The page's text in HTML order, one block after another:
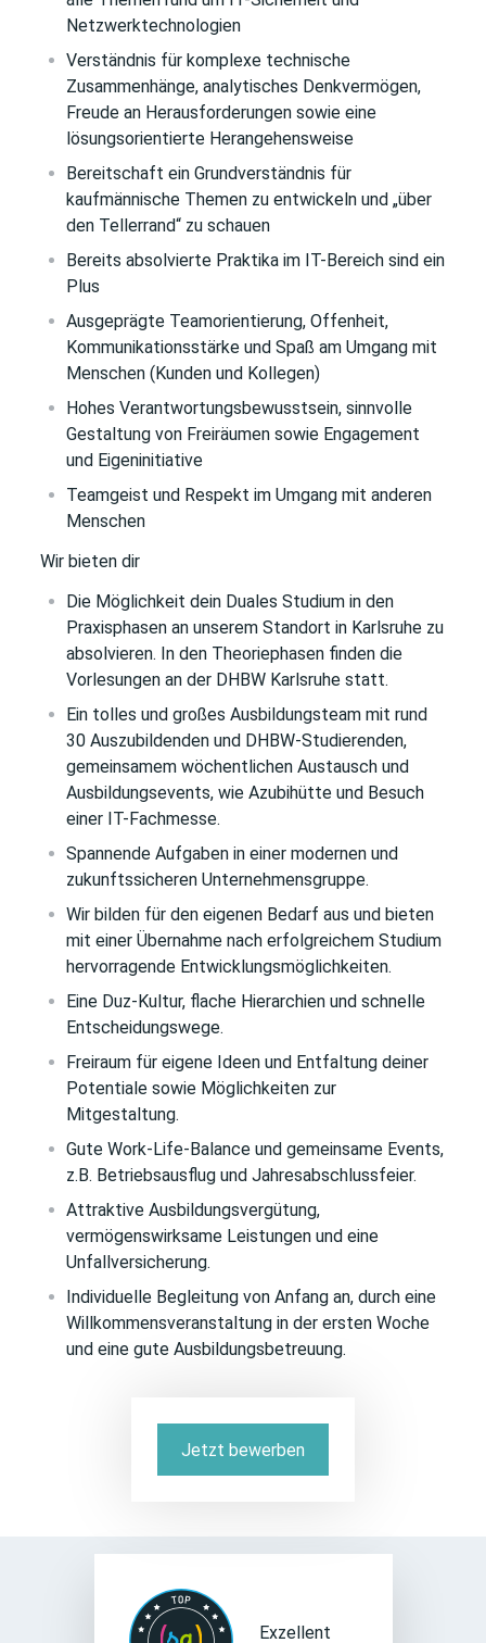
Netzwerktechnologien
Verständnis für komplexe technische
Zusammenhänge, analytisches Denkvermögen,
Freude an Herausforderungen sowie eine
lösungsorientierte Herangehensweise
Bereitschaft ein Grundverständnis für
kaufmännische Themen zu entwickeln und „über
den Tellerrand“ zu schauen
Bereits absolvierte Praktika im IT-Bereich sind ein
Plus
Ausgeprägte Teamorientierung, Offenheit,
Kommunikationsstärke und Spaß am Umgang mit
Menschen (Kunden und Kollegen)
Hohes Verantwortungsbewusstsein, sinnvolle
Gestaltung von Freiräumen sowie Engagement
und Eigeninitiative
Teamgeist und Respekt im Umgang mit anderen
Menschen
Wir bieten dir
Die Möglichkeit dein Duales Studium in den
Praxisphasen an unserem Standort in Karlsruhe zu
absolvieren. In den Theoriephasen finden die
Vorlesungen an der DHBW Karlsruhe statt.
Ein tolles und großes Ausbildungsteam mit rund
30 Auszubildenden und DHBW-Studierenden,
gemeinsamem wöchentlichen Austausch und
Ausbildungsevents, wie Azubihütte und Besuch
einer IT-Fachmesse.
Spannende Aufgaben in einer modernen und
zukunftssicheren Unternehmensgruppe.
Wir bilden für den eigenen Bedarf aus und bieten
mit einer Übernahme nach erfolgreichem Studium
hervorragende Entwicklungsmöglichkeiten.
Eine Duz-Kultur, flache Hierarchien und schnelle
Entscheidungswege.
Freiraum für eigene Ideen und Entfaltung deiner
Potentiale sowie Möglichkeiten zur
Mitgestaltung.
Gute Work-Life-Balance und gemeinsame Events,
z.B. Betriebsausflug und Jahresabschlussfeier.
Attraktive Ausbildungsvergütung,
vermögenswirksame Leistungen und eine
Unfallversicherung.
Individuelle Begleitung von Anfang an, durch eine
Willkommensveranstaltung in der ersten Woche
und eine gute Ausbildungsbetreuung.
Jetzt bewerben
Exzellent